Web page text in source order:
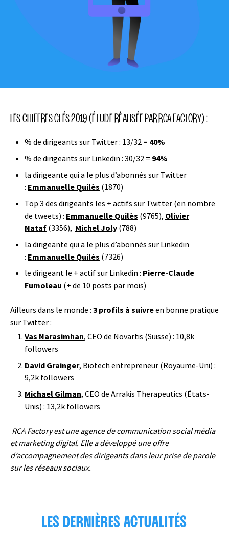
LES CHIFFRES CLÉS 2019 (ÉTUDE RÉALISÉE PAR RCA FACTORY) :
% de dirigeants sur Twitter : 13/32 = 40%
% de dirigeants sur Linkedin : 30/32 = 94%
la dirigeante qui a le plus d’abonnés sur Twitter
: Emmanuelle Quilès (1870)
Top 3 des dirigeants les + actifs sur Twitter (en nombre
de tweets) : Emmanuelle Quilès (9765), Olivier
Nataf (3356), Michel Joly (788)
la dirigeante qui a le plus d’abonnés sur Linkedin
: Emmanuelle Quilès (7326)
le dirigeant le + actif sur Linkedin : Pierre-Claude
Fumoleau (+ de 10 posts par mois)
Ailleurs dans le monde : 3 profils à suivreen bonne pratique
sur Twitter :
Vas Narasimhan, CEO de Novartis (Suisse) : 10,8k
followers
David Grainger, Biotech entrepreneur (Royaume-Uni) :
9,2k followers
Michael Gilman, CEO de Arrakis Therapeutics (États-
Unis) : 13,2k followers
RCA Factory est une agence de communication social média
et marketing digital. Elle a développé une offre
d’accompagnement des dirigeants dans leur prise de parole
sur les réseaux sociaux.
LES DERNIÈRES ACTUALITÉS